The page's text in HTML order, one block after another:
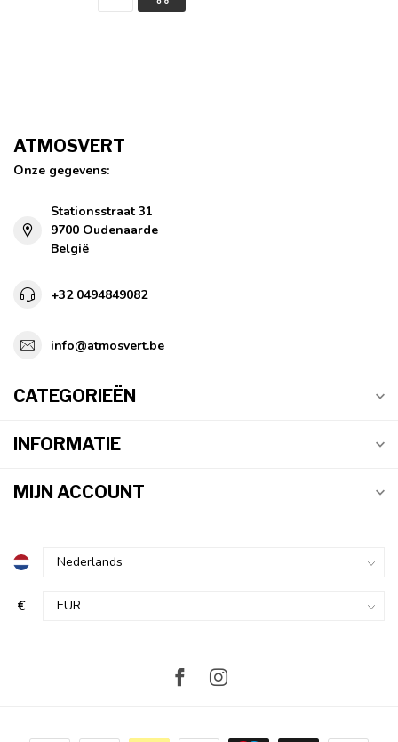
ATMOSVERT
Onze gegevens:
Stationsstraat 31
9700 Oudenaarde
België
+32 0494849082
info@atmosvert.be
CATEGORIEËN
INFORMATIE
MIJN ACCOUNT
€